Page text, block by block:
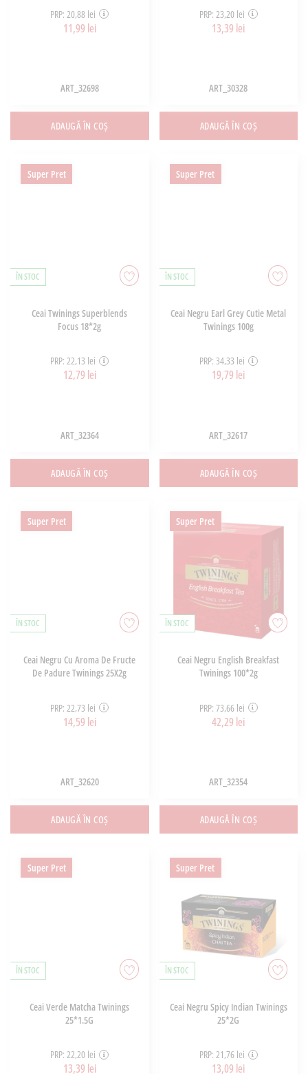
PRP: 20,88 lei
11,99 lei
ART_32698
ADAUGĂ ÎN COȘ
PRP: 23,20 lei
13,39 lei
ART_30328
ADAUGĂ ÎN COȘ
Super Pret
ÎN STOC
Ceai Twinings Superblends
Focus 18*2g
PRP: 22,13 lei
12,79 lei
ART_32364
ADAUGĂ ÎN COȘ
Super Pret
ÎN STOC
Ceai Negru Earl Grey Cutie Metal
Twinings 100g
PRP: 34,33 lei
19,79 lei
ART_32617
ADAUGĂ ÎN COȘ
Super Pret
ÎN STOC
Ceai Negru Cu Aroma De Fructe
De Padure Twinings 25X2g
PRP: 22,73 lei
14,59 lei
ART_32620
ADAUGĂ ÎN COȘ
Super Pret
ÎN STOC
Ceai Negru English Breakfast
Twinings 100*2g
PRP: 73,66 lei
42,29 lei
ART_32354
ADAUGĂ ÎN COȘ
Super Pret
ÎN STOC
Ceai Verde Matcha Twinings
25*1.5G
PRP: 22,20 lei
13,39 lei
Super Pret
ÎN STOC
Ceai Negru Spicy Indian Twinings
25*2G
PRP: 21,76 lei
13,09 lei